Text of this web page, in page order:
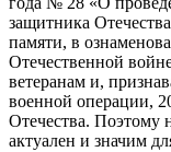
защитника
памяти, в
Отечественной
ветеранам и,
военной операции,
Отечества. Поэтому
актуален и значим